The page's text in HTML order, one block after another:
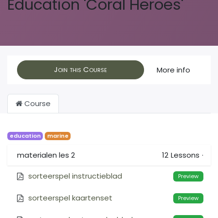
Education 'Coral Heroes'
Join this Course More info
Course
education marine
materialen les 2 12 Lessons ·
sorteerspel instructieblad Preview
sorteerspel kaartenset Preview